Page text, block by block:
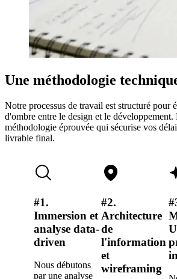
Une méthodologie
Notre processus de travail est structuré pour
d'ombre entre le design et le
méthodologie éprouvée qui sécurise vos
livrable final.
#1.
Immersion et
analyse data-
driven
Nous débutons
par une analyse
#2.
Architecture
de
l'information
et
wireframing